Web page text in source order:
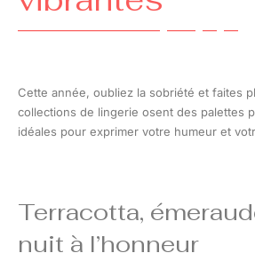
Cette année, oubliez la sobriété et faites
collections de lingerie osent des palettes
idéales pour exprimer votre humeur et
Terracotta,
nuit à l’honneur